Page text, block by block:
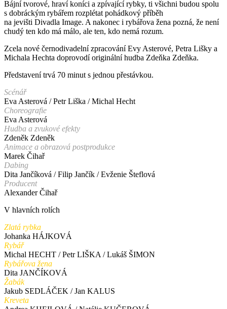
Bájní tvorové, hraví koníci a zpívající rybky, ti všichni budou spolu
s dobráckým rybářem rozplétat pohádkový příběh
na jevišti Divadla Image. A nakonec i rybářova žena pozná, že není
chudý ten kdo má málo, ale ten, kdo nemá rozum.
Zcela nové černodivadelní zpracování Evy Asterové, Petra Lišky a
Michala Hechta doprovodí originální hudba Zdeňka Zdeňka.
Představení trvá 70 minut s jednou přestávkou.
Scénář
Eva Asterová / Petr Liška / Michal Hecht
Choreografie
Eva Asterová
Hudba a zvukové efekty
Zdeněk Zdeněk
Animace a obrazová postprodukce
Marek Čihař
Dabing
Dita Jančíková / Filip Jančík / Evženie Šteflová
Producent
Alexander Čihař
V hlavních rolích
Zlatá rybka
Johanka HÁJKOVÁ
Rybář
Michal HECHT / Petr LIŠKA / Lukáš ŠIMON
Rybářova žena
Dita JANČÍKOVÁ
Žabák
Jakub SEDLÁČEK / Jan KALUS
Kreveta